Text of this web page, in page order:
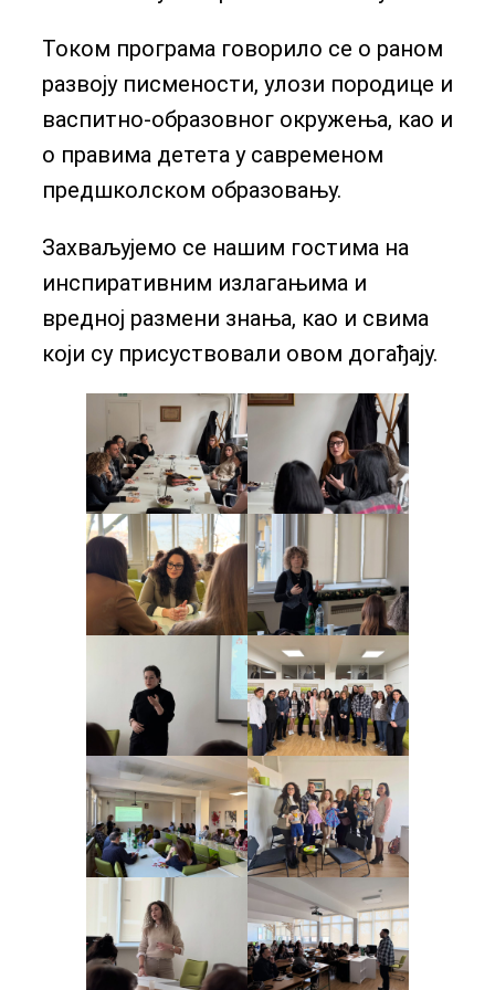
Током програма говорило се о раном
развоју писмености, улози породице и
васпитно-образовног окружења, као и
о правима детета у савременом
предшколском образовању.
Захваљујемо се нашим гостима на
инспиративним излагањима и
вредној размени знања, као и свима
који су присуствовали овом догађају.